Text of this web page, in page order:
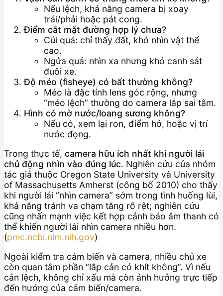
Nếu lệch, khả năng camera bị xoay
trái/phải hoặc pát cong.
Điểm cắt mặt đường hợp lý chưa?
Cúi quá: chỉ thấy đất, khó nhìn vật thể
cao.
Ngửa quá: nhìn xa nhưng khó canh sát
đuôi xe.
Độ méo (fisheye) có bất thường không?
Méo là đặc tính lens góc rộng, nhưng
“méo lệch” thường do camera lắp sai tâm.
Hình có mờ nước/loang sương không?
Nếu có, xem lại ron, điểm hở, hoặc vị trí
nước đọng.
Trong thực tế, camera hữu ích nhất khi người lái
chủ động nhìn vào đúng lúc. Nghiên cứu của nhóm
tác giả thuộc Oregon State University và University
of Massachusetts Amherst (công bố 2010) cho thấy
khi người lái “nhìn camera” sớm trong tình huống lùi,
khả năng tránh va chạm tăng rõ rệt; nghiên cứu
cũng nhấn mạnh việc kết hợp cảnh báo âm thanh có
thể khiến người lái nhìn camera nhiều hơn.
(pmc.ncbi.nlm.nih.gov)
Ngoài kiểm tra cảm biến và camera, nhiều chủ xe
còn quan tâm phần “lắp cản có khít không”. Vì nếu
cản lệch, không chỉ xấu mà còn ảnh hưởng trực tiếp
đến hướng của cảm biến/camera.